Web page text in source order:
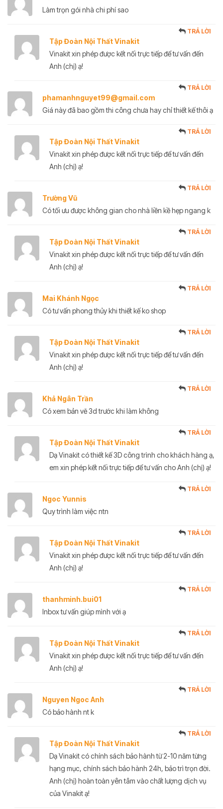
Làm trọn gói nhà chi phí sao
Tập Đoàn Nội Thất Vinakit
TRẢ LỜI
Vinakit xin phép được kết nối trực tiếp để tư vấn đến
Anh (chị) ạ!
phamanhnguyet99@gmail.com
TRẢ LỜI
Giá này đã bao gồm thi công chưa hay chỉ thiết kế thôi ạ
Tập Đoàn Nội Thất Vinakit
TRẢ LỜI
Vinakit xin phép được kết nối trực tiếp để tư vấn đến
Anh (chị) ạ!
Trường Vũ
TRẢ LỜI
Có tối ưu được không gian cho nhà liền kề hẹp ngang k
Tập Đoàn Nội Thất Vinakit
TRẢ LỜI
Vinakit xin phép được kết nối trực tiếp để tư vấn đến
Anh (chị) ạ!
Mai Khánh Ngọc
TRẢ LỜI
Có tư vấn phong thủy khi thiết kế ko shop
Tập Đoàn Nội Thất Vinakit
TRẢ LỜI
Vinakit xin phép được kết nối trực tiếp để tư vấn đến
Anh (chị) ạ!
Khả Ngân Trần
TRẢ LỜI
Có xem bản vẽ 3d trước khi làm không
Tập Đoàn Nội Thất Vinakit
TRẢ LỜI
Dạ Vinakit có thiết kế 3D công trình cho khách hàng ạ,
em xin phép kết nối trực tiếp để tư vấn cho Anh (chị) ạ!
Ngoc Yunnis
TRẢ LỜI
Quy trình làm việc ntn
Tập Đoàn Nội Thất Vinakit
TRẢ LỜI
Vinakit xin phép được kết nối trực tiếp để tư vấn đến
Anh (chị) ạ!
thanhminh.bui01
TRẢ LỜI
Inbox tư vấn giúp mình với ạ
Tập Đoàn Nội Thất Vinakit
TRẢ LỜI
Vinakit xin phép được kết nối trực tiếp để tư vấn đến
Anh (chị) ạ!
Nguyen Ngoc Anh
TRẢ LỜI
Có bảo hành nt k
Tập Đoàn Nội Thất Vinakit
TRẢ LỜI
Dạ Vinakit có chính sách bảo hành từ 2-10 năm từng
hạng mục, chính sách bảo hành 24h, bảo trì trọn đời.
Anh (chị) hoàn toàn yên tâm vào chất lượng dịch vụ
của Vinakit ạ!